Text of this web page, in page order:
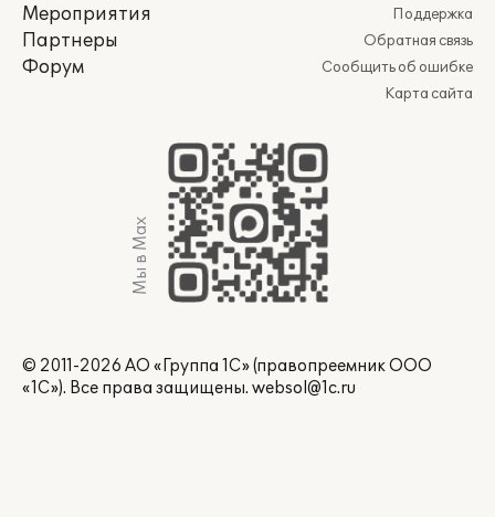
Мероприятия
Партнеры
Форум
Поддержка
Обратная связь
Сообщить об ошибке
Карта сайта
Мы в Max
© 2011-2026 АО «Группа 1С» (правопреемник ООО
«1С»). Все права защищены. websol@1c.ru